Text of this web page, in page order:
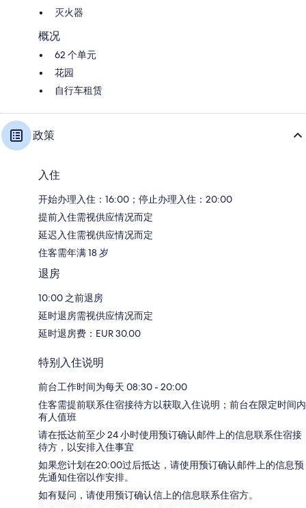
灭火器
概况
62 个单元
花园
自行车租赁
政策
入住
开始办理入住：16:00；停止办理入住：20:00
提前入住需视供应情况而定
延迟入住需视供应情况而定
住客需年满 18 岁
退房
10:00 之前退房
延时退房需视供应情况而定
延时退房费：EUR 30.00
特别入住说明
前台工作时间为每天 08:30 - 20:00
住客需提前联系住宿接待方以获取入住说明；前台在限定时间内
有人值班
请在抵达前至少 24 小时使用预订确认邮件上的信息联系住宿接
待方，以安排入住事宜
如果您计划在20:00过后抵达，请使用预订确认邮件上的信息预
先通知住宿以作安排。
如有疑问，请使用预订确认信上的信息联系住宿方。